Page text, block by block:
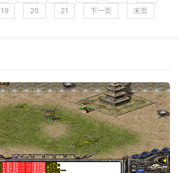
19 20 21 下一页 末页